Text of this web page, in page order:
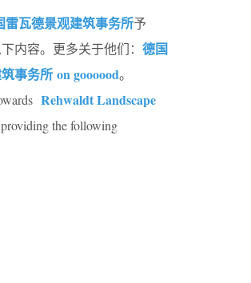
雷瓦德景观建筑事务所予
内容。更多关于他们： 德国
事务所 on goooood。
Rehwaldt Landscape
the following